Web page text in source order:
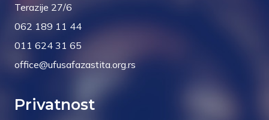
Terazije 27/6
062 189 11 44
011 624 31 65
office@ufusafazastita.org.rs
Privatnost